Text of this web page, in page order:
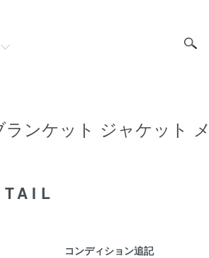
ランケット ジャケット
コンディション追記